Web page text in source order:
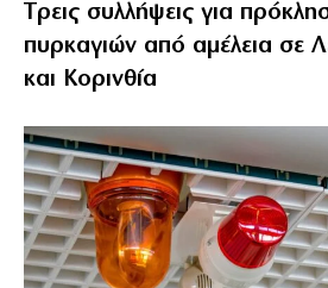
Tρεις συλλήψεις για
πυρκαγιών από αμέλεια σε
και Κορινθία